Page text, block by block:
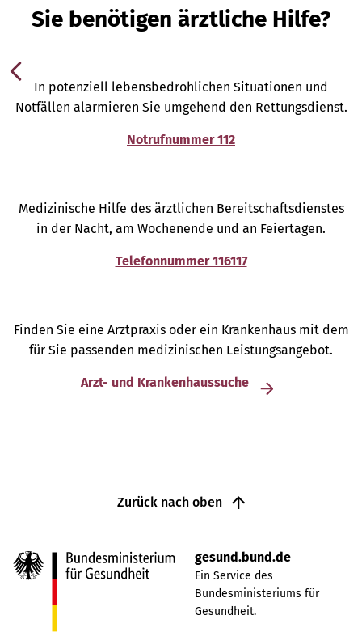
Sie benötigen ärztliche Hilfe?
In potenziell lebensbedrohlichen Situationen und
Notfällen alarmieren Sie umgehend den Rettungsdienst.
Notrufnummer 112
Medizinische Hilfe des ärztlichen Bereitschaftsdienstes
in der Nacht, am Wochenende und an Feiertagen.
Telefonnummer 116117
Finden Sie eine Arztpraxis oder ein Krankenhaus mit dem
für Sie passenden medizinischen Leistungsangebot.
Arzt- und Krankenhaussuche
Zurück nach oben
gesund.bund.de
Ein Service des
Bundesministeriums für
Gesundheit.